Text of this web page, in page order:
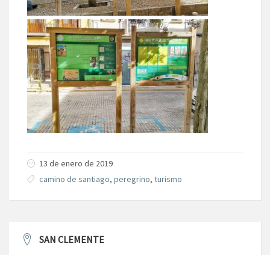
13 de enero de 2019
camino de santiago, peregrino, turismo
SAN CLEMENTE